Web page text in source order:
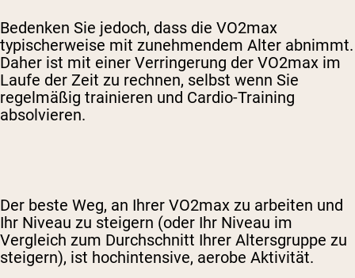
Bedenken Sie jedoch, dass die VO2max
typischerweise mit zunehmendem Alter abnimmt.
Daher ist mit einer Verringerung der VO2max im
Laufe der Zeit zu rechnen, selbst wenn Sie
regelmäßig trainieren und Cardio-Training
absolvieren.
Der beste Weg, an Ihrer VO2max zu arbeiten und
Ihr Niveau zu steigern (oder Ihr Niveau im
Vergleich zum Durchschnitt Ihrer Altersgruppe zu
steigern), ist hochintensive, aerobe Aktivität.